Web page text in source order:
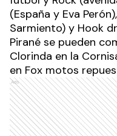
(España y Eva
Sarmiento) y Hook
Pirané se pueden
Clorinda en la
en Fox motos
Ads